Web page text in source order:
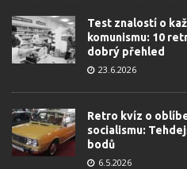
Test znalostí o
komunismu: 10
dobrý přehled
23.6.2026
Retro kvíz o
socialismu:
bodů
6.5.2026